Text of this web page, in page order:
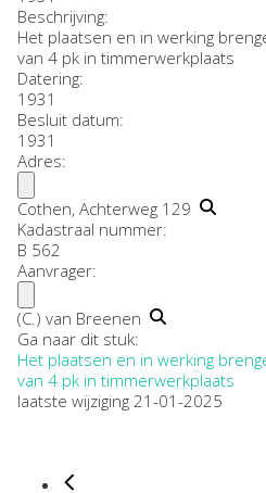
Beschrijving:
Het plaatsen en in werking
van 4 pk in timmerwerkplaats
Datering:
1931
Besluit datum:
1931
Adres:
Cothen, Achterweg 129
Kadastraal nummer:
B 562
Aanvrager:
(C.) van Breenen
Ga naar dit stuk:
Het plaatsen en in werking
van 4 pk in timmerwerkplaats
laatste wijziging 21-01-2025